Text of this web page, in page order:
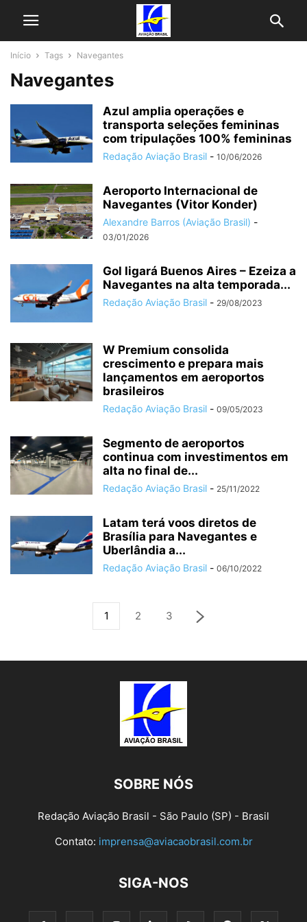
Início Tags Navegantes
Navegantes
Azul amplia operações e
transporta seleções femininas
com tripulações 100% femininas
Redação Aviação Brasil - 10/06/2026
Aeroporto Internacional de
Navegantes (Vitor Konder)
Alexandre Barros (Aviação Brasil) -
03/01/2026
Gol ligará Buenos Aires – Ezeiza a
Navegantes na alta temporada...
Redação Aviação Brasil - 29/08/2023
W Premium consolida
crescimento e prepara mais
lançamentos em aeroportos
brasileiros
Redação Aviação Brasil - 09/05/2023
Segmento de aeroportos
continua com investimentos em
alta no final de...
Redação Aviação Brasil - 25/11/2022
Latam terá voos diretos de
Brasília para Navegantes e
Uberlândia a...
Redação Aviação Brasil - 06/10/2022
1 2 3
SOBRE NÓS
Redação Aviação Brasil - São Paulo (SP) - Brasil
Contato: imprensa@aviacaobrasil.com.br
SIGA-NOS